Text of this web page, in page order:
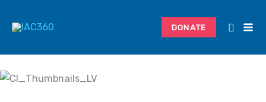
DONATE